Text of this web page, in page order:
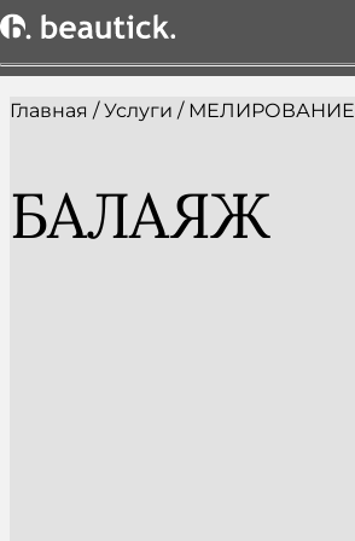
Главная /Услуги / МЕЛИРОВАНИЕ
БАЛАЯЖ